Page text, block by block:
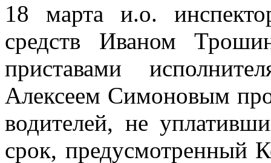
18 марта и.о.
средств Иваном
приставами
Алексеем Симоновым
водителей, не
срок, предусмотренный